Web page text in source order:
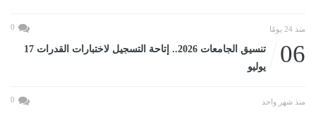
منذ 24 يومًا 0
06
تنسيق الجامعات 2026.. إتاحة التسجيل لاختبارات القدرات 17
يوليو
منذ شهر واحد 0